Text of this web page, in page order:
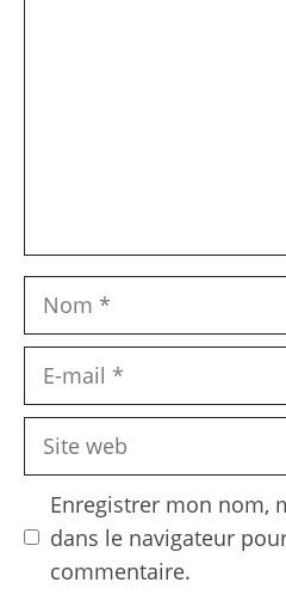
Nom
Site
Enregistrer mon nom,
dans le navigateur
commentaire.